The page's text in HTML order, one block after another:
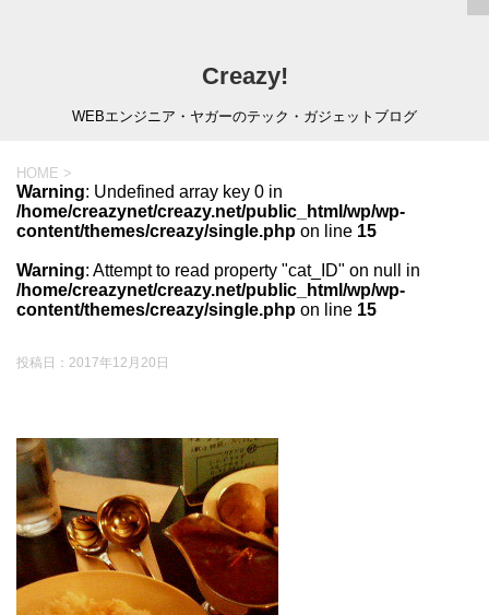
Creazy!
WEBエンジニア・ヤガーのテック・ガジェットブログ
HOME >
Warning: Undefined array key 0 in
/home/creazynet/creazy.net/public_html/wp/wp-
content/themes/creazy/single.php on line 15
Warning: Attempt to read property "cat_ID" on null in
/home/creazynet/creazy.net/public_html/wp/wp-
content/themes/creazy/single.php on line 15
投稿日： 2017年12月20日